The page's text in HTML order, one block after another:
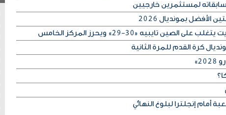
لمستثمرين خارجيين
بمونديال 2026
كرة القدم للمرة الثانية